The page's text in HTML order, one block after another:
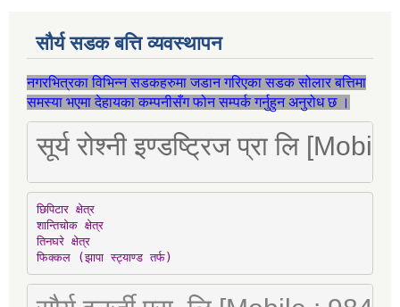
सौर्य सडक बत्ति व्यवस्थापन
नगरभित्रका विभिन्न सडकहरुमा जडान गरिएका सडक सोलार बत्तिमा
समस्या भएमा देहायका कम्पनीसँग फोन सम्पर्क गर्नुहुन अनुरोध छ ।
सूर्य रोश्नी इण्डष्ट्रिज प्रा लि
छिपिटार क्षेत्र
शान्तिचोक क्षेत्र
तिनघरे क्षेत्र
फिक्कल (झापा स्ट्याण्ड तर्फ)